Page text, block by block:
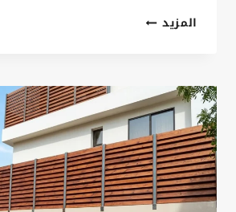
المزيدتركيب
الدمام
ت:
0535879621
سواتر
حدائق
منزلية